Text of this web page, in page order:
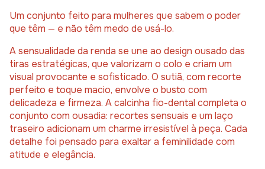
Um conjunto feito para mulheres que sabem o poder
que têm — e não têm medo de usá-lo.
A sensualidade da renda se une ao design ousado das
tiras estratégicas, que valorizam o colo e criam um
visual provocante e sofisticado. O sutiã, com recorte
perfeito e toque macio, envolve o busto com
delicadeza e firmeza. A calcinha fio-dental completa o
conjunto com ousadia: recortes sensuais e um laço
traseiro adicionam um charme irresistível à peça. Cada
detalhe foi pensado para exaltar a feminilidade com
atitude e elegância.